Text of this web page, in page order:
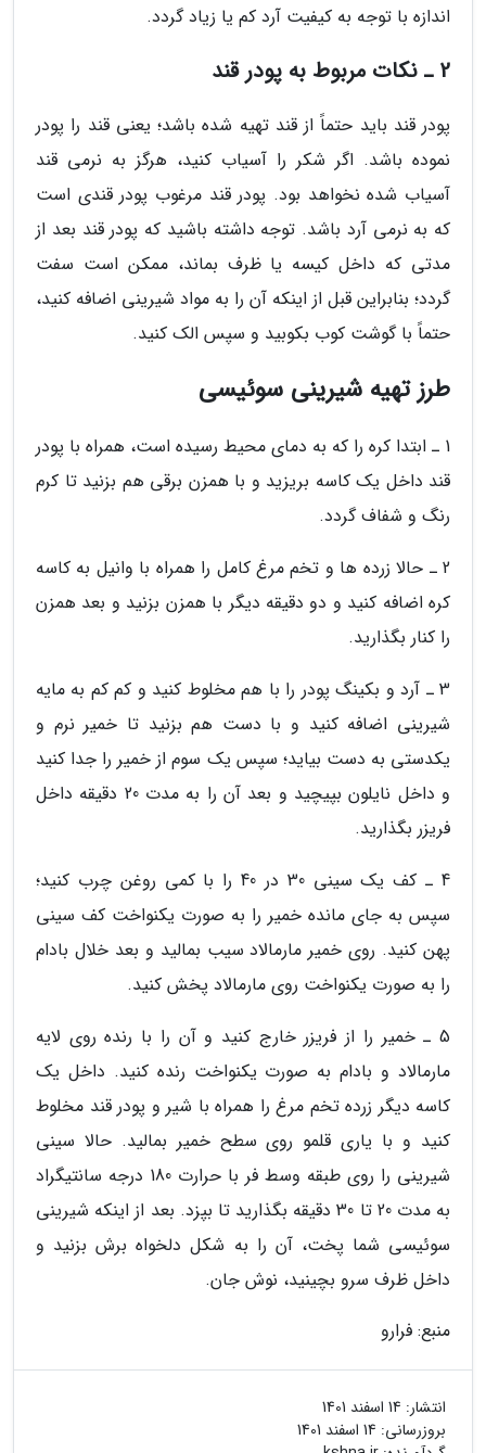
اندازه با توجه به کیفیت آرد کم یا زیاد گردد.
2 ـ نکات مربوط به پودر قند
پودر قند باید حتماً از قند تهیه شده باشد؛ یعنی قند را پودر
نموده باشد. اگر شکر را آسیاب کنید، هرگز به نرمی قند
آسیاب شده نخواهد بود. پودر قند مرغوب پودر قندی است
که به نرمی آرد باشد. توجه داشته باشید که پودر قند بعد از
مدتی که داخل کیسه یا ظرف بماند، ممکن است سفت
گردد؛ بنابراین قبل از اینکه آن را به مواد شیرینی اضافه کنید،
حتماً با گوشت کوب بکوبید و سپس الک کنید.
طرز تهیه شیرینی سوئیسی
1 ـ ابتدا کره را که به دمای محیط رسیده است، همراه با پودر
قند داخل یک کاسه بریزید و با همزن برقی هم بزنید تا کرم
رنگ و شفاف گردد.
2 ـ حالا زرده ها و تخم مرغ کامل را همراه با وانیل به کاسه
کره اضافه کنید و دو دقیقه دیگر با همزن بزنید و بعد همزن
را کنار بگذارید.
3 ـ آرد و بکینگ پودر را با هم مخلوط کنید و کم کم به مایه
شیرینی اضافه کنید و با دست هم بزنید تا خمیر نرم و
یکدستی به دست بیاید؛ سپس یک سوم از خمیر را جدا کنید
و داخل نایلون بپیچید و بعد آن را به مدت 20 دقیقه داخل
فریزر بگذارید.
4 ـ کف یک سینی 30 در 40 را با کمی روغن چرب کنید؛
سپس به جای مانده خمیر را به صورت یکنواخت کف سینی
پهن کنید. روی خمیر مارمالاد سیب بمالید و بعد خلال بادام
را به صورت یکنواخت روی مارمالاد پخش کنید.
5 ـ خمیر را از فریزر خارج کنید و آن را با رنده روی لایه
مارمالاد و بادام به صورت یکنواخت رنده کنید. داخل یک
کاسه دیگر زرده تخم مرغ را همراه با شیر و پودر قند مخلوط
کنید و با یاری قلمو روی سطح خمیر بمالید. حالا سینی
شیرینی را روی طبقه وسط فر با حرارت 180 درجه سانتیگراد
به مدت 20 تا 30 دقیقه بگذارید تا بپزد. بعد از اینکه شیرینی
سوئیسی شما پخت، آن را به شکل دلخواه برش بزنید و
داخل ظرف سرو بچینید، نوش جان.
منبع: فرارو
انتشار: 14 اسفند 1401
بروزرسانی: 14 اسفند 1401